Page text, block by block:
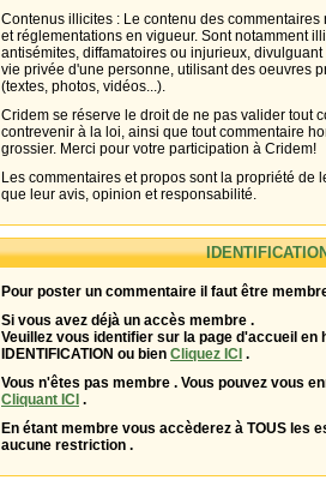
Contenus illicites : Le contenu des
et réglementations en vigueur. Sont notamment
antisémites, diffamatoires ou injurieux,
vie privée d'une personne, utilisant des oeuvres
(textes, photos, vidéos...).
Cridem se réserve le droit de ne pas valider tout
contrevenir à la loi, ainsi que tout commentaire
grossier. Merci pour votre participation à Cridem!
Les commentaires et propos sont la propriété de
que leur avis, opinion et responsabilité.
Pour poster un commentaire il faut être
Si vous avez déjà un accès membre .
Veuillez vous identifier sur la page d'accueil en
IDENTIFICATION ou bien Cliquez ICI .
Vous n'êtes pas membre . Vous pouvez vous
Cliquant ICI .
En étant membre vous accèderez à TOUS les
aucune restriction .